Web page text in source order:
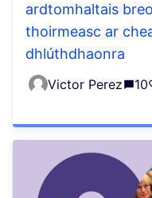
ardtomhaltais
thoirmeasc ar
dhlúthdhaonra
Victor Perez 10